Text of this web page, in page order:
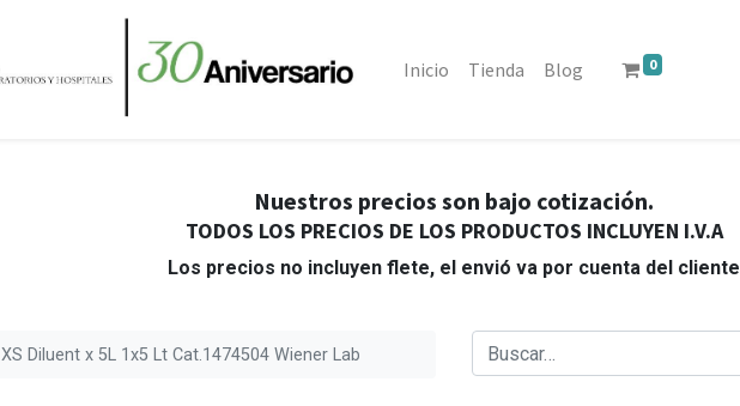
Inicio Tienda Blog 0
Nuestros precios son bajo cotización.
TODOS LOS PRECIOS DE LOS PRODUCTOS INCLUYEN I.V.A
Los precios no incluyen flete, el envió va por cuenta del cliente
XS Diluent x 5L 1x5 Lt Cat.1474504 Wiener Lab